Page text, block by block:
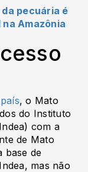
pecuária é
Amazônia
, o Mato
do Instituto
com a
de Mato
base de
mas não